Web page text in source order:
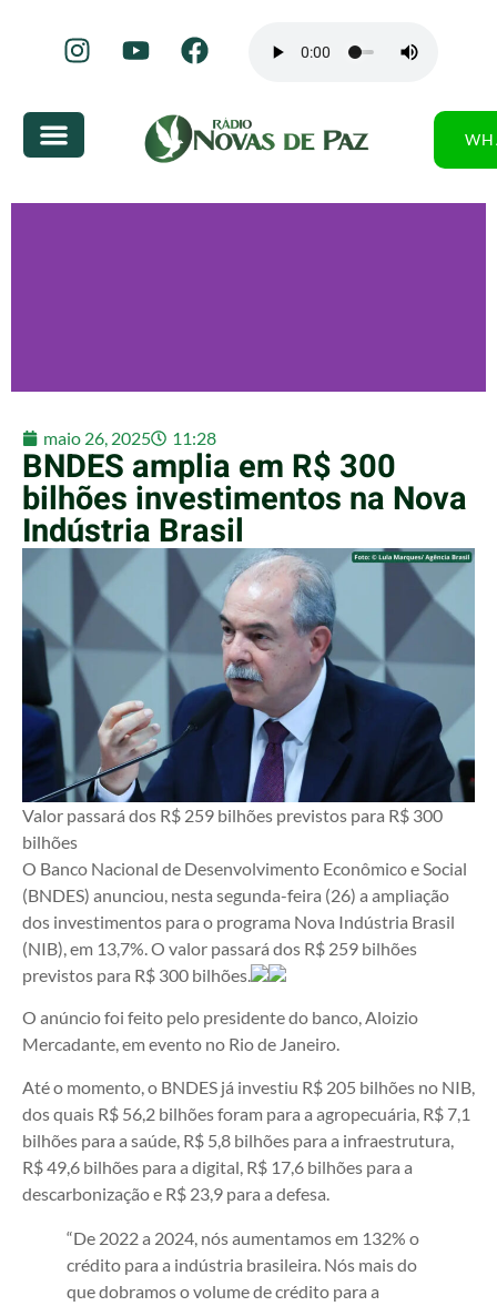
maio 26, 2025 11:28
BNDES amplia em R$ 300
bilhões investimentos na Nova
Indústria Brasil
Valor passará dos R$ 259 bilhões previstos para R$ 300
bilhões
O Banco Nacional de Desenvolvimento Econômico e Social
(BNDES) anunciou, nesta segunda-feira (26) a ampliação
dos investimentos para o programa Nova Indústria Brasil
(NIB), em 13,7%. O valor passará dos R$ 259 bilhões
previstos para R$ 300 bilhões.
O anúncio foi feito pelo presidente do banco, Aloizio
Mercadante, em evento no Rio de Janeiro.
Até o momento, o BNDES já investiu R$ 205 bilhões no NIB,
dos quais R$ 56,2 bilhões foram para a agropecuária, R$ 7,1
bilhões para a saúde, R$ 5,8 bilhões para a infraestrutura,
R$ 49,6 bilhões para a digital, R$ 17,6 bilhões para a
descarbonização e R$ 23,9 para a defesa.
“De 2022 a 2024, nós aumentamos em 132% o
crédito para a indústria brasileira. Nós mais do
que dobramos o volume de crédito para a